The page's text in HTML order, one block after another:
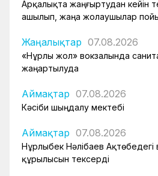
Арқалықта жаңғыртудан кейін
ашылып, жаңа жолаушылар
Жаңалықтар 07.08.2026
«Нұрлы жол» вокзалында
жаңартылуда
Аймақтар 07.08.2026
Кәсіби шыңдалу мектебі
Аймақтар 07.08.2026
Нұрлыбек Нәлібаев Ақтөбедегі
құрылысын тексерді